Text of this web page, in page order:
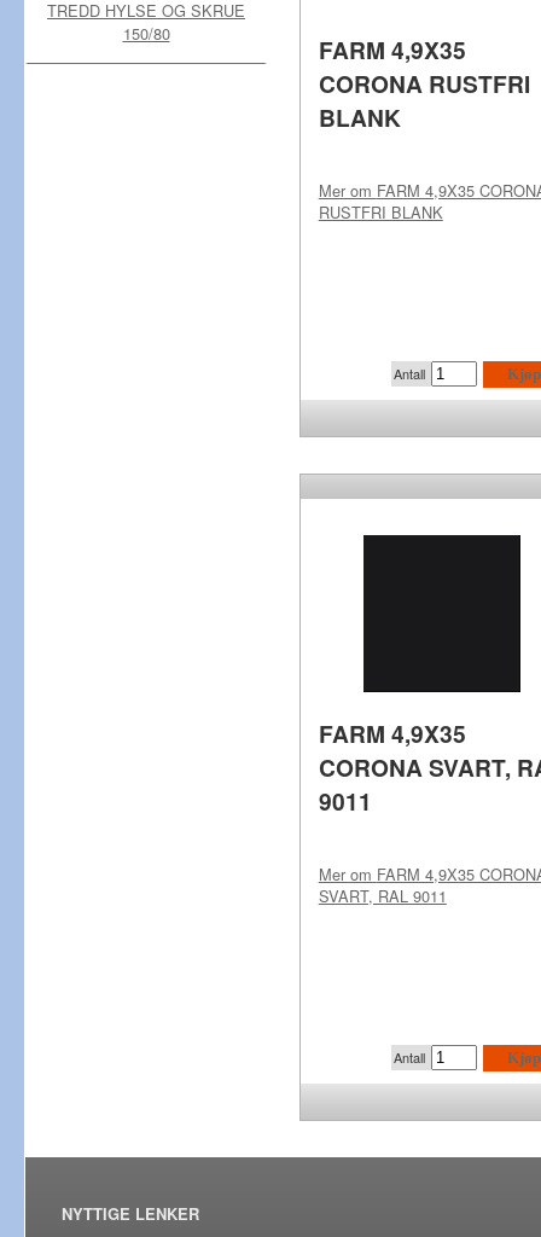
TREDD HYLSE OG SKRUE
150/80
FARM 4,9X35
CORONA RUSTFRI
BLANK
Mer om FARM 4,9X35
RUSTFRI BLANK
Kjøp
Antall
FARM 4,9X35
CORONA SVART,
9011
Mer om FARM 4,9X35
SVART, RAL 9011
Kjøp
Antall
NYTTIGE LENKER